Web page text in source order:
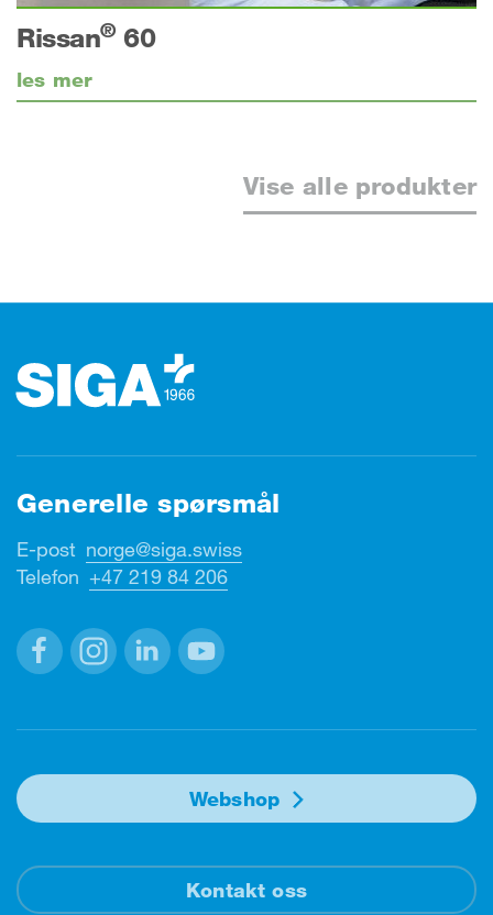
Rissan®60
les mer
Vise alle produkter
Generelle spørsmål
E-post norge@siga.swiss
Telefon +47 219 84 206
Webshop
Kontakt oss